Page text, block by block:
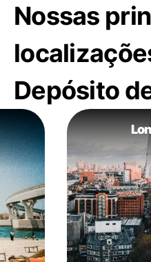
Nossas
Depósito